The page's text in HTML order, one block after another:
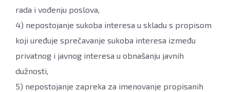
rada i vođenju poslova,
4) nepostojanje sukoba interesa u skladu s propisom
koji uređuje sprečavanje sukoba interesa između
privatnog i javnog interesa u obnašanju javnih
dužnosti,
5) nepostojanje zapreka za imenovanje propisanih